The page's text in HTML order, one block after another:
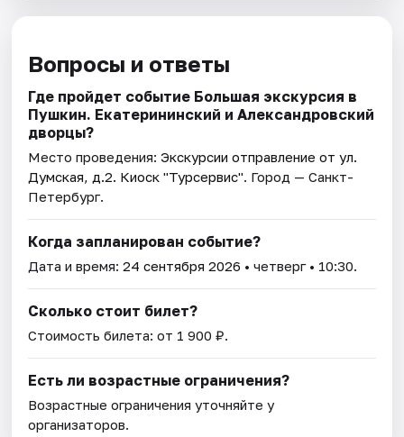
Вопросы и ответы
Где пройдет событие Большая экскурсия в
Пушкин. Екатерининский и Александровский
дворцы?
Место проведения:Экскурсии отправление от ул.
Думская, д.2. Киоск "Турсервис". Город — Санкт-
Петербург.
Когда запланирован событие?
Дата и время:24 сентября 2026 • четверг • 10:30.
Сколько стоит билет?
Стоимость билета: от 1 900 ₽.
Есть ли возрастные ограничения?
Возрастные ограничения уточняйте у
организаторов.